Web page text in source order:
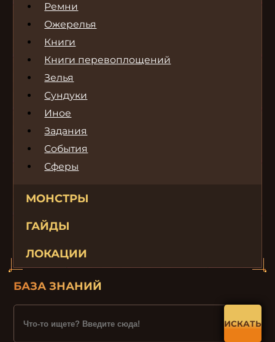
Ремни
Ожерелья
Книги
Книги перевоплощений
Зелья
Сундуки
Иное
Задания
События
Сферы
МОНСТРЫ
ГАЙДЫ
ЛОКАЦИИ
БАЗА ЗНАНИЙ
ИСКАТЬ